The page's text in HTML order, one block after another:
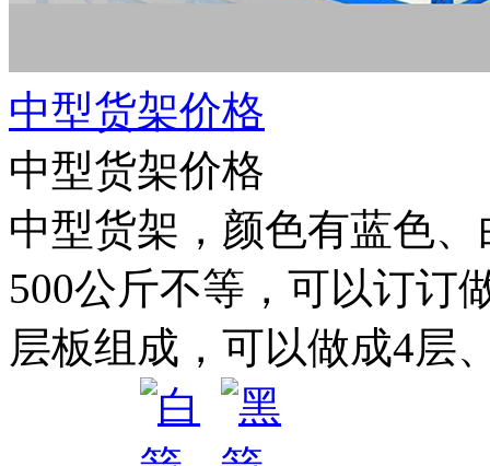
中型货架价格
中型货架价格
中型货架，颜色有蓝色
500公斤不等，可以订订
层板组成，可以做成4层